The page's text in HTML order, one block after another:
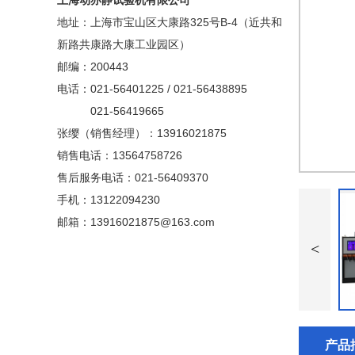
地址：上海市宝山区大康路325号B-4（近共和
新路共康路大康工业园区）
邮编：200443
电话：021-56401225 / 021-56438895
021-56419665
张缨（销售经理）：13916021875
销售电话：13564758726
售后服务电话：021-56409370
手机：13122094230
邮箱：13916021875@163.com
产品